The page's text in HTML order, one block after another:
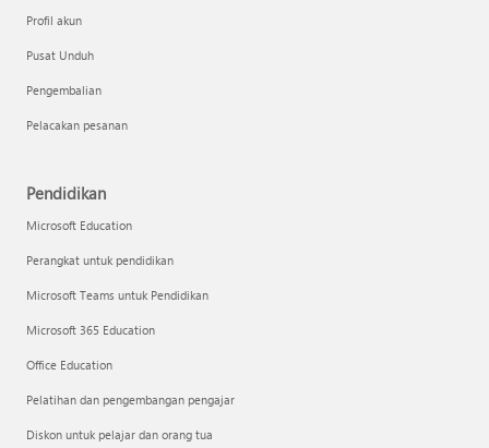
Profil akun
Pusat Unduh
Pengembalian
Pelacakan pesanan
Pendidikan
Microsoft Education
Perangkat untuk pendidikan
Microsoft Teams untuk Pendidikan
Microsoft 365 Education
Office Education
Pelatihan dan pengembangan pengajar
Diskon untuk pelajar dan orang tua